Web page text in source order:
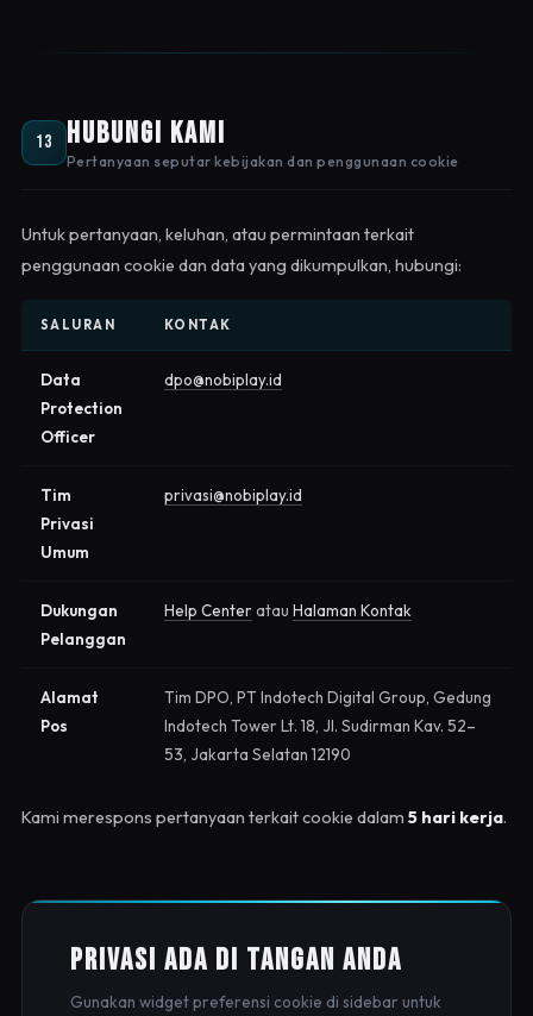
13 Hubungi Kami
Pertanyaan seputar kebijakan dan penggunaan cookie
Untuk pertanyaan, keluhan, atau permintaan terkait
penggunaan cookie dan data yang dikumpulkan, hubungi:
SALURAN KONTAK
Data
Protection
Officer
dpo@nobiplay.id
Tim
Privasi
Umum
privasi@nobiplay.id
Dukungan
Pelanggan
Help Center atau Halaman Kontak
Alamat
Pos
Tim DPO, PT Indotech Digital Group, Gedung
Indotech Tower Lt. 18, Jl. Sudirman Kav. 52–
53, Jakarta Selatan 12190
Kami merespons pertanyaan terkait cookie dalam 5 hari kerja.
Privasi Ada di Tangan Anda
Gunakan widget preferensi cookie di sidebar untuk